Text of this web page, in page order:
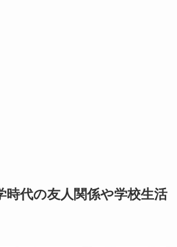
時代の友人関係や学校生活